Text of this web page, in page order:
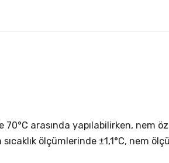
arasında yapılabilirken, nem
ölçümlerinde ±1,1°C, nem